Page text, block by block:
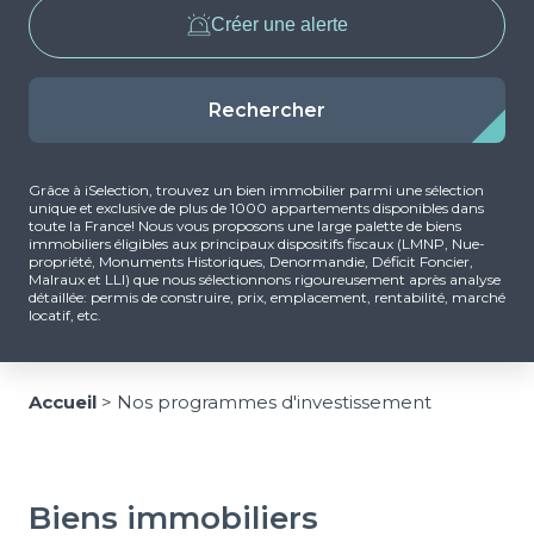
Créer une alerte
Rechercher
Grâce à iSelection, trouvez un bien immobilier parmi une sélection
unique et exclusive de plus de 1000 appartements disponibles dans
toute la France! Nous vous proposons une large palette de biens
immobiliers éligibles aux principaux dispositifs fiscaux (LMNP, Nue-
propriété, Monuments Historiques, Denormandie, Déficit Foncier,
Malraux et LLI) que nous sélectionnons rigoureusement après analyse
détaillée: permis de construire, prix, emplacement, rentabilité, marché
locatif, etc.
Accueil > Nos programmes d'investissement
Biens immobiliers